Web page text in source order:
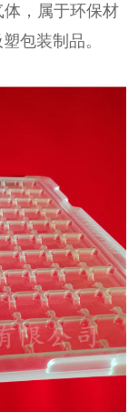
，属于环保材
包装制品。